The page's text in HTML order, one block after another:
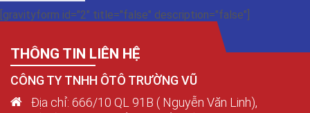
[gravityform id="2" title="false" description="false"]
THÔNG TIN LIÊN HỆ
CÔNG TY TNHH ÔTÔ TRƯỜNG VŨ
Địa chỉ: 666/10 QL 91B ( Nguyễn Văn Linh),